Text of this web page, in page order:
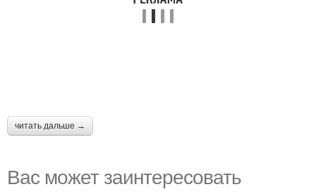
читать дальше →
Вас может заинтересовать